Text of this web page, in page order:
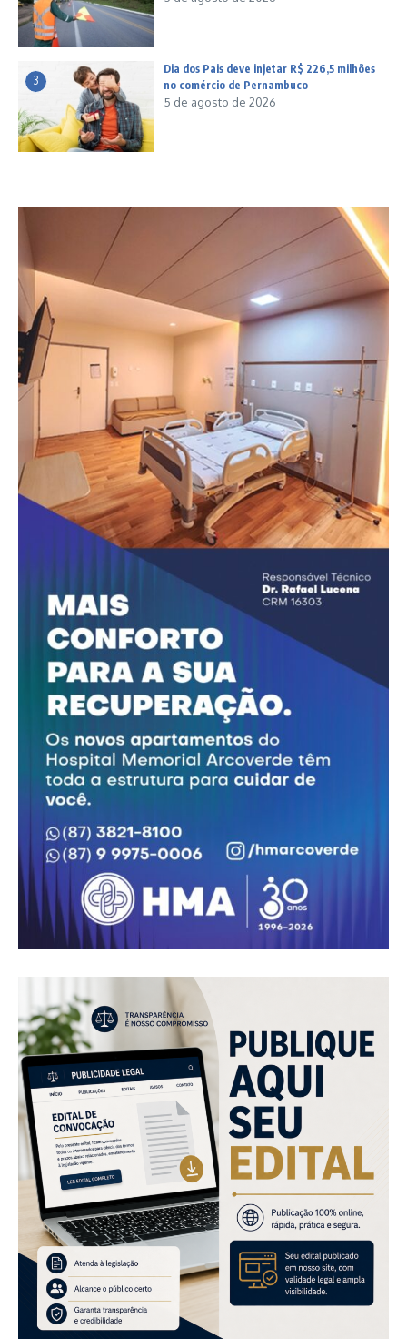
3
Dia dos Pais deve injetar R$ 226,5 milhões
no comércio de Pernambuco
5 de agosto de 2026